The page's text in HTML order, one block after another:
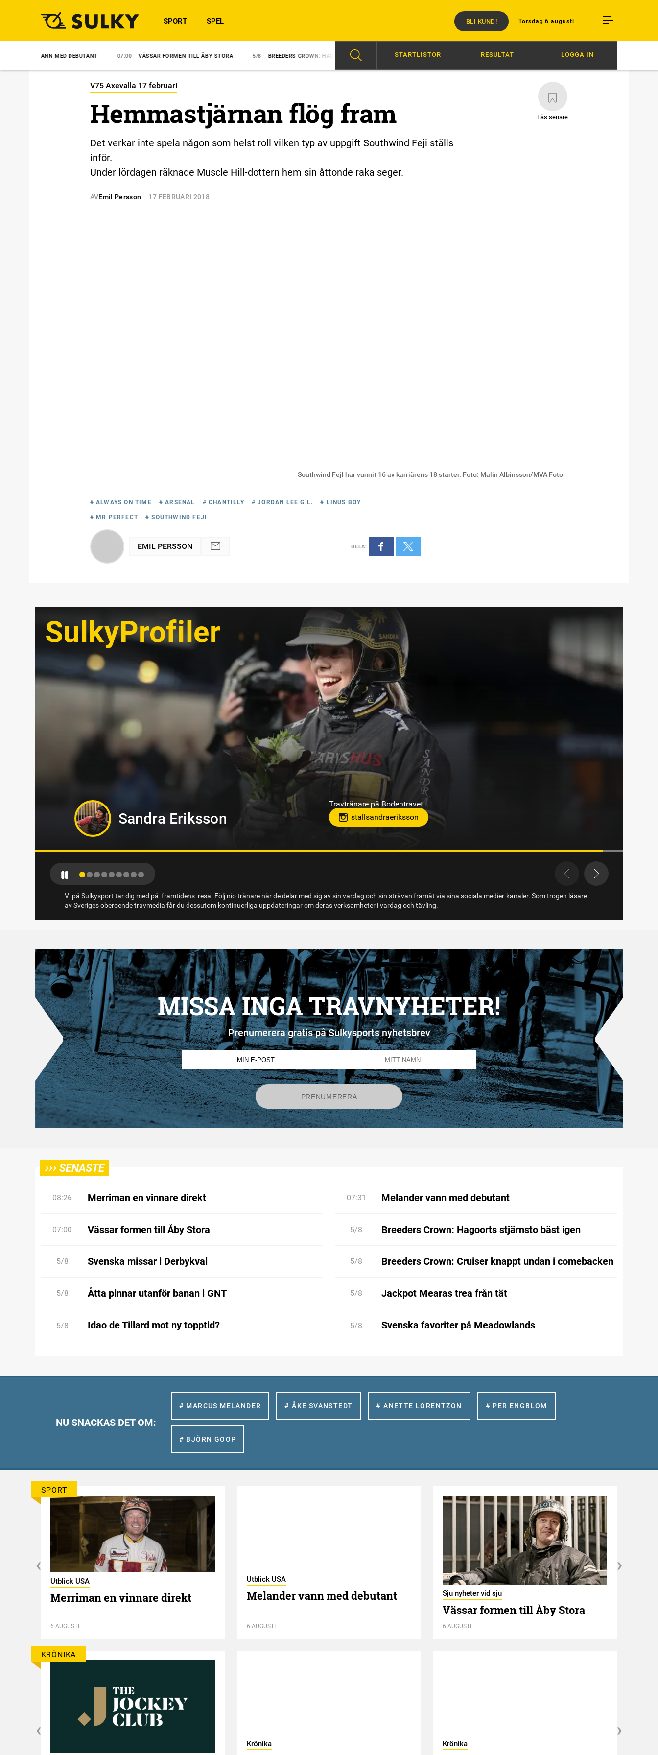
Torsdag 6 augusti
SPORT SPEL BLI KUND!
MED DEBUTANT 07:00 VÄSSAR FORMEN TILL ÅBY STORA 5/8 BREEDERS CROWN: HAGOORTS STJÄRNSTO BÄST IGEN 5/8 SVENSKA MISSAR I DERBYKVAL MERRIMAN EN VINNARE DIREKT
STARTLISTOR RESULTAT LOGGA IN
V75 Axevalla 17 februari
Läs senare
Hemmastjärnan flög fram
Det verkar inte spela någon som helst roll vilken typ av uppgift Southwind Feji ställs
inför.
Under lördagen räknade Muscle Hill-dottern hem sin åttonde raka seger.
AVEmil Persson 17 FEBRUARI 2018
Southwind Fejl har vunnit 16 av karriärens 18 starter. Foto: Malin Albinsson/MVA Foto
# ALWAYS ON TIME # ARSENAL # CHANTILLY # JORDAN LEE G.L. # LINUS BOY
# MR PERFECT # SOUTHWIND FEJI
EMIL PERSSON DELA:
SulkyProfiler
Oskar Kylin Blom
Travtränare på Gävletravet
Vi på Sulkysport tar dig med på framtidens resa! Följ nio tränare när de delar med sig av sin vardag och sin strävan framåt via sina sociala medier-kanaler. Som trogen läsare
av Sveriges oberoende travmedia får du dessutom kontinuerliga uppdateringar om deras verksamheter i vardag och tävling.
MISSA INGA TRAVNYHETER!
Prenumerera gratis på Sulkysports nyhetsbrev
››› SENASTE
08:26 Merriman en vinnare direkt 07:31 Melander vann med debutant
07:00 Vässar formen till Åby Stora 5/8 Breeders Crown: Hagoorts stjärnsto bäst igen
5/8 Svenska missar i Derbykval 5/8 Breeders Crown: Cruiser knappt undan i comebacken
5/8 Åtta pinnar utanför banan i GNT 5/8 Jackpot Mearas trea från tät
5/8 Idao de Tillard mot ny topptid? 5/8 Svenska favoriter på Meadowlands
NU SNACKAS DET OM:
# MARCUS MELANDER # ÅKE SVANSTEDT # ANETTE LORENTZON # PER ENGBLOM
# BJÖRN GOOP
SPORT
Utblick USA
Merriman en vinnare direkt
6 AUGUSTI
Utblick USA
Melander vann med debutant
6 AUGUSTI
Sju nyheter vid sju
Vässar formen till Åby Stora
6 AUGUSTI
KRÖNIKA
Krönika Krönika